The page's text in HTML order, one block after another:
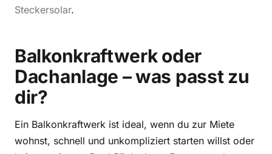
Steckersolar.
Balkonkraftwerk oder
Dachanlage – was passt zu
dir?
Ein Balkonkraftwerk ist ideal, wenn du zur Miete
wohnst, schnell und unkompliziert starten willst oder